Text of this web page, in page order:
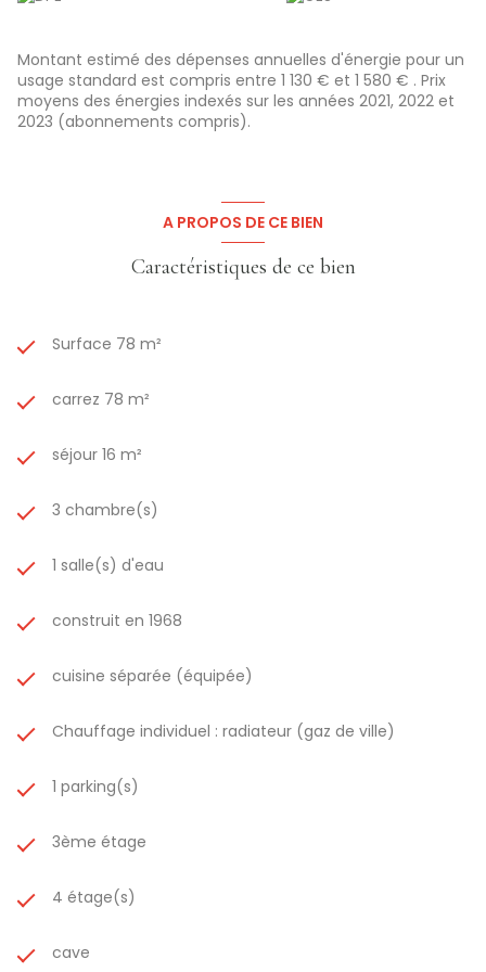
Un bien à ne pas manquer! Contactez-nous dès
aujourd’hui pour une visite et laissez-vous séduire.
Votre futur chez-vous est peut-être ici... Ne tardez
pas !
PRIX: 110 000 € (Honoraires à la charge du Vendeur)
Les informations sur les risques auxquels ce bien est
exposé sont disponibles sur le site Géorisques:
Montant estimé des dépenses annuelles d'énergie pour un
usage standard est compris entre 1 130 € et 1 580 € . Prix
moyens des énergies indexés sur les années 2021, 2022 et
2023 (abonnements compris).
A PROPOS DE CE BIEN
Caractéristiques de ce bien
Surface 78 m²
carrez 78 m²
séjour 16 m²
3 chambre(s)
1 salle(s) d'eau
construit en 1968
cuisine séparée (équipée)
Chauffage individuel : radiateur (gaz de ville)
1 parking(s)
3ème étage
4 étage(s)
cave